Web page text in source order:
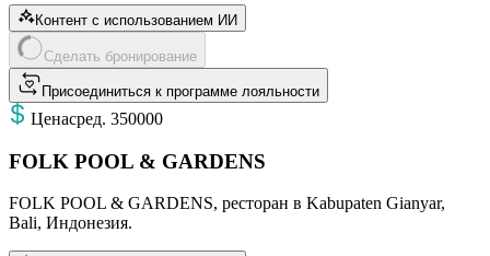
Контент с использованием ИИ
Сделать бронирование
Присоединиться к программе лояльности
Ценасред. 350000
FOLK POOL & GARDENS
FOLK POOL & GARDENS, ресторан в Kabupaten Gianyar,
Bali, Индонезия.